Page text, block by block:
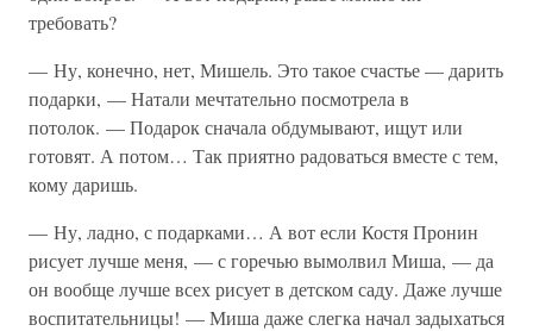
требовать?
— Ну, конечно, нет, Мишель. Это такое счастье — дарить
подарки, — Натали мечтательно посмотрела в
потолок. — Подарок сначала обдумывают, ищут или
готовят. А потом… Так приятно радоваться вместе с тем,
кому даришь.
— Ну, ладно, с подарками… А вот если Костя Пронин
рисует лучше меня, — с горечью вымолвил Миша, — да
он вообще лучше всех рисует в детском саду. Даже лучше
воспитательницы! — Миша даже слегка начал задыхаться